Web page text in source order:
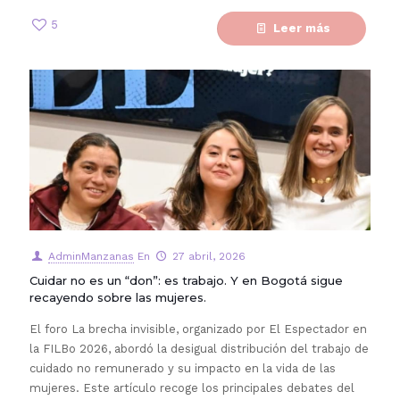
5 Leer más
AdminManzanas En 27 abril, 2026
Cuidar no es un “don”: es trabajo. Y en Bogotá sigue
recayendo sobre las mujeres.
El foro La brecha invisible, organizado por El Espectador en
la FILBo 2026, abordó la desigual distribución del trabajo de
cuidado no remunerado y su impacto en la vida de las
mujeres. Este artículo recoge los principales debates del